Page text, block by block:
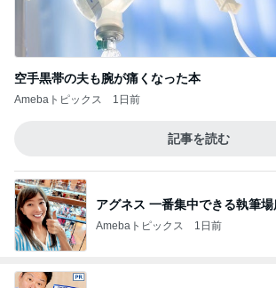
空手黒帯の夫も腕が痛くなった本
Amebaトピックス 1日前
記事を読む
アグネス 一番集中できる執筆場
Amebaトピックス 1日前